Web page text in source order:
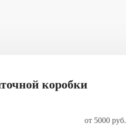
коробки
от 5000 руб.